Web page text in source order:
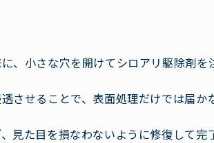
、小さな穴を開けてシロアリ駆除剤を
させることで、表面処理だけでは届か
見た目を損なわないように修復して完